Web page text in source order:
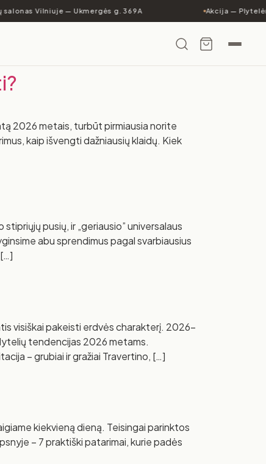
Vilniuje — Ukmergės g. 369A Akcija —
2026 metais, turbūt pirmiausia norite
kaip išvengti dažniausių klaidų. Kiek
pusių, ir „geriausio” universalaus
abu sprendimus pagal svarbiausius
visiškai pakeisti erdvės charakterį. 2026-
tendencijas 2026 metams.
– grubiai ir gražiai Travertino, […]
kiekvieną dieną. Teisingai parinktos
– 7 praktiški patarimai, kurie padės